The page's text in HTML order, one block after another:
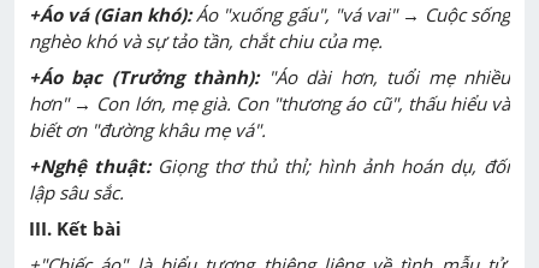
+Áo vá (Gian khó):Áo "xuống gấu", "vá vai" → Cuộc sống
nghèo khó và sự tảo tần, chắt chiu của mẹ.
+Áo bạc (Trưởng thành):"Áo dài hơn, tuổi mẹ nhiều
hơn" → Con lớn, mẹ già. Con "thương áo cũ", thấu hiểu và
biết ơn "đường khâu mẹ vá".
+Nghệ thuật:Giọng thơ thủ thỉ; hình ảnh hoán dụ, đối
lập sâu sắc.
III. Kết bài